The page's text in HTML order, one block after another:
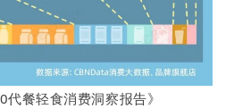
餐轻食消费洞察报告》